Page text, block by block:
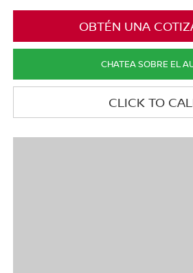
OBTÉN UNA
CHATEA SOBRE EL
CLICK TO